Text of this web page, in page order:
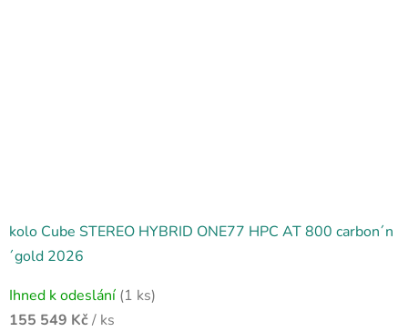
kolo Cube STEREO HYBRID ONE77 HPC AT 800 carbon´n
´gold 2026
Ihned k odeslání (1 ks)
155 549 Kč/ ks